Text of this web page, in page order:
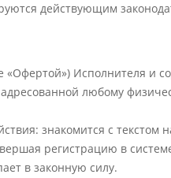
действующим
Исполнителя и
любому
знакомится с
регистрацию в
в законную силу.